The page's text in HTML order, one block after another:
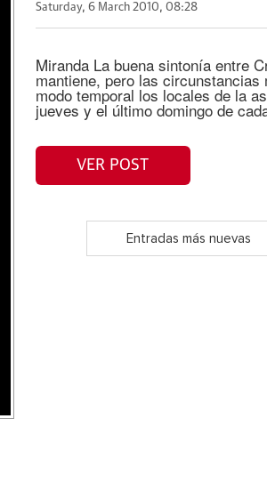
Saturday, 6 March 2010, 08:28
Miranda La buena sintonía entre
mantiene, pero las
modo temporal los locales de la
jueves y el último domingo de
VER POST
Entradas más nuevas